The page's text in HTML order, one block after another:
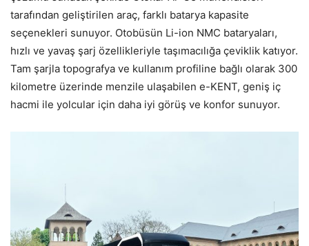
tarafından geliştirilen araç, farklı batarya kapasite
seçenekleri sunuyor. Otobüsün Li-ion NMC bataryaları,
hızlı ve yavaş şarj özellikleriyle taşımacılığa çeviklik katıyor.
Tam şarjla topografya ve kullanım profiline bağlı olarak 300
kilometre üzerinde menzile ulaşabilen e-KENT, geniş iç
hacmi ile yolcular için daha iyi görüş ve konfor sunuyor.